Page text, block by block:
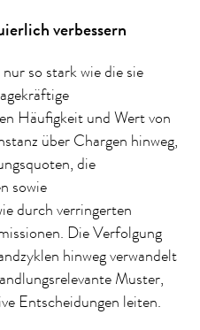
verbessern
so stark wie die sie
Häufigkeit und Wert von
über Chargen hinweg,
die
sowie
durch verringerten
Die Verfolgung
hinweg verwandelt
Muster,
Entscheidungen leiten.